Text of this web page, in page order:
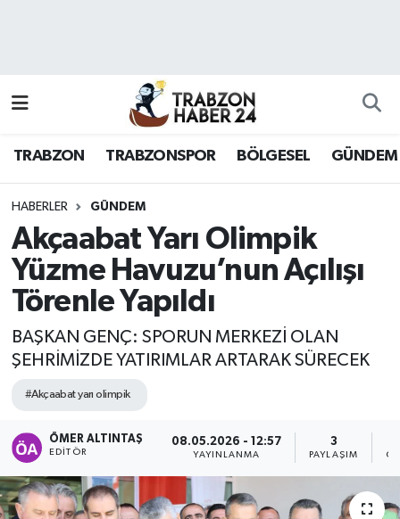
TRABZON TRABZONSPOR BÖLGESEL GÜNDEM
HABERLER GÜNDEM
Akçaabat Yarı Olimpik
Yüzme Havuzu’nun Açılışı
Törenle Yapıldı
BAŞKAN GENÇ: SPORUN MERKEZİ OLAN
ŞEHRİMİZDE YATIRIMLAR ARTARAK SÜRECEK
#Akçaabat yarı olimpik
ÖMER ALTINTAŞ
EDITÖR
08.05.2026 - 12:57
YAYINLANMA
3
PAYLAŞIM
Hava Durumu
Namaz Vakitleri
Trafik Durumu
Süper Lig Puan Durumu ve Fikstür
Tüm Manşetler
Son Dakika Haberleri